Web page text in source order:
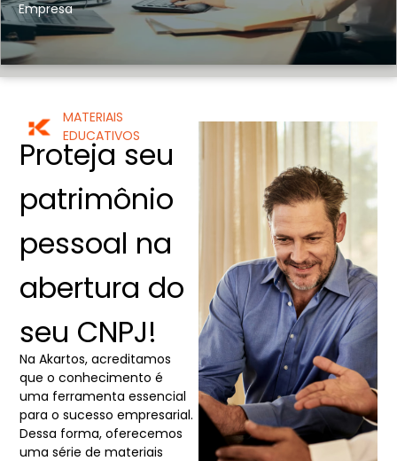
Empresa
MATERIAIS
EDUCATIVOS
Proteja seu
patrimônio
pessoal na
abertura do
seu CNPJ!
Na Akartos, acreditamos
que o conhecimento é
uma ferramenta essencial
para o sucesso empresarial.
Dessa forma, oferecemos
uma série de materiais